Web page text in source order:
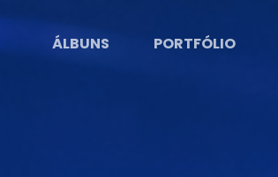
ÁLBUNS PORTFÓLIO